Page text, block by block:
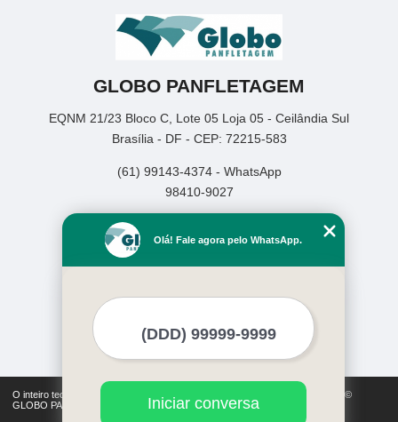
GLOBO PANFLETAGEM
EQNM 21/23 Bloco C, Lote 05 Loja 05 - Ceilândia Sul
Brasília - DF - CEP: 72215-583
(61) 99143-4374 - WhatsApp
98410-9027
Empresa
Missão
Mapa do site
O inteiro teor deste site está sujeito à proteção de direitos autorais. Copyright©
GLOBO PANFLETAGEM (Lei 9610 de 19/02/1998)
Olá! Fale agora pelo WhatsApp.
Iniciar conversa